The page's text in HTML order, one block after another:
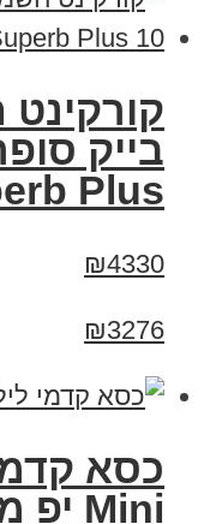
Plus
₪4330
₪3276
Mini יפ מיני יאפ